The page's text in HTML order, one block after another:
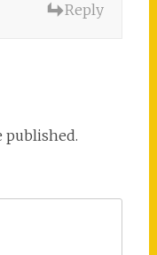
Reply
published.